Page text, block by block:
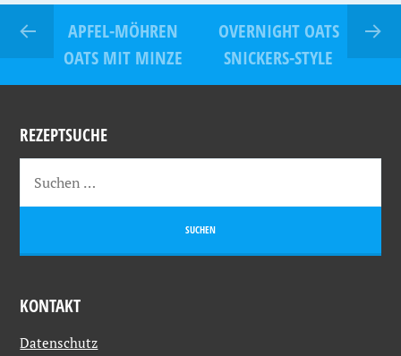
APFEL-MÖHREN
OATS MIT MINZE
OVERNIGHT OATS
SNICKERS-STYLE
REZEPTSUCHE
KONTAKT
Datenschutz